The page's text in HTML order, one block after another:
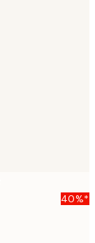
40%*